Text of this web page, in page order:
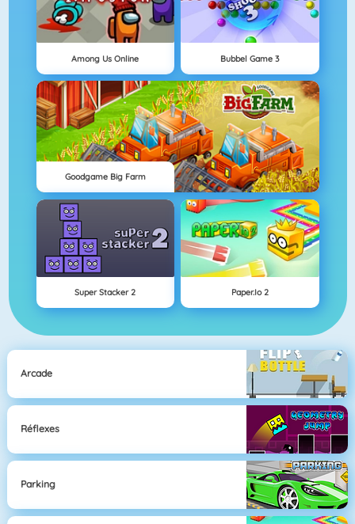
Among Us Online Bubbel Game 3
Goodgame Big Farm
Super Stacker 2 Paper.io 2
Arcade
Réflexes
Parking